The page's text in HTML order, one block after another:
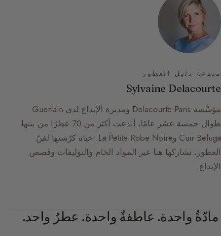
مبدعة دليل العطور
Sylvaine Delacourte
مؤسِّسة Delacourte Paris ومديرة الإبداع لدى Guerlain
طوال خمسة عشر عامًا، أبدعت أكثر من 70 عطرًا من بينها
Cuir Beluga وLa Petite Robe Noire. حياة كرّستها لفنّ
العطور، تشاركها هنا عبر المواد الخام والتوليفات وقصص
الإبداع.
مادّةٌ واحدة. عاطفةٌ واحدة. عطرٌ واحد.